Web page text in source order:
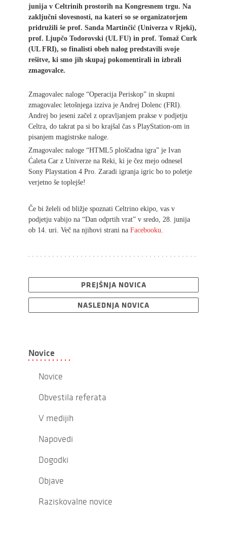
junija v Celtrinih prostorih na Kongresnem trgu. Na
zaključni slovesnosti, na kateri so se organizatorjem
pridružili še prof. Sanda Martinčić (Univerza v Rjeki),
prof. Ljupčo Todorovski (UL FU) in prof. Tomaž Curk
(UL FRI), so finalisti obeh nalog predstavili svoje
rešitve, ki smo jih skupaj pokomentirali in izbrali
zmagovalce.
Zmagovalec naloge “Operacija Periskop” in skupni
zmagovalec letošnjega izziva je Andrej Dolenc (FRI).
Andrej bo jeseni začel z opravljanjem prakse v podjetju
Celtra, do takrat pa si bo krajšal čas s PlayStation-om in
pisanjem magistrske naloge.
Zmagovalec naloge “HTML5 ploščadna igra” je Ivan
Ćaleta Car z Univerze na Reki, ki je čez mejo odnesel
Sony Playstation 4 Pro. Zaradi igranja igric bo to poletje
verjetno še toplejše!
Če bi želeli od bližje spoznati Celtrino ekipo, vas v
podjetju vabijo na “Dan odprtih vrat” v sredo, 28. junija
ob 14. uri. Več na njihovi strani na Facebooku.
PREJŠNJA NOVICA
NASLEDNJA NOVICA
Novice
Novice
Obvestila referata
V medijih
Napovedi
Dogodki
Objave
Raziskovalne novice